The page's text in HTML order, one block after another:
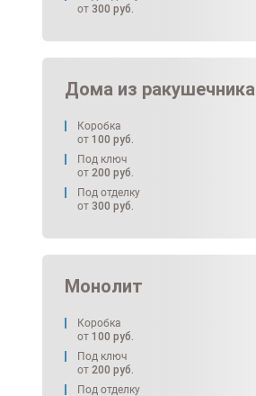
от 300 руб.
Дома из ракушечника
Коробка
от 100 руб.
Под ключ
от 200 руб.
Под отделку
от 300 руб.
Монолит
Коробка
от 100 руб.
Под ключ
от 200 руб.
Под отделку